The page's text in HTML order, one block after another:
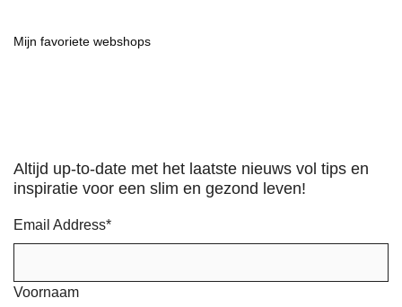
Mijn favoriete webshops
Altijd up-to-date met het laatste nieuws vol tips en
inspiratie voor een slim en gezond leven!
Email Address*
Voornaam